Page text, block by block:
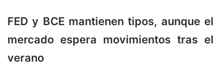
FED y BCE mantienen tipos, aunque el
mercado espera movimientos tras el
verano